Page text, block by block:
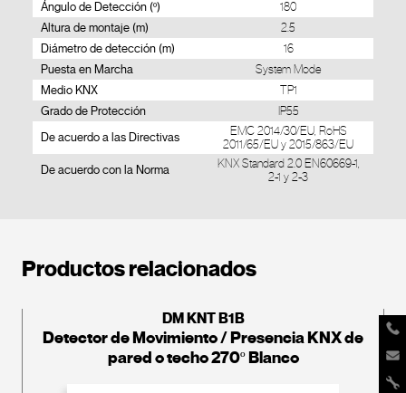
Ángulo de Detección (º) 180
Altura de montaje (m) 2.5
Diámetro de detección (m) 16
Puesta en Marcha System Mode
Medio KNX TP1
Grado de Protección IP55
De acuerdo a las Directivas
EMC 2014/30/EU, RoHS
2011/65/EU y 2015/863/EU
De acuerdo con la Norma
KNX Standard 2.0 EN60669-1,
2-1 y 2-3
Productos relacionados
DM KNT B1B
Detector de Movimiento / Presencia KNX de
pared o techo 270º Blanco